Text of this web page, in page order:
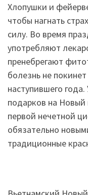
Хлопушки и
чтобы нагнать
силу. Во время
употребляют
пренебрегают
болезнь не
наступившего
подарков на Новый
первой нечетной
обязательно
традиционные